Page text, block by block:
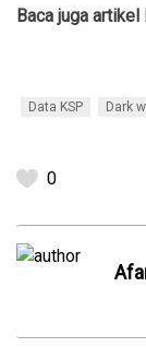
Baca juga artikel
Data KSP Dark
0